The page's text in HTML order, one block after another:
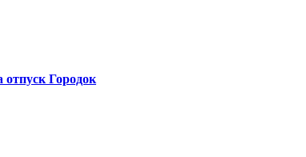
отпуск Городок